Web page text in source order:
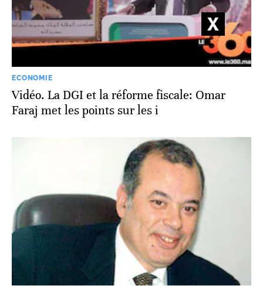
ECONOMIE
Vidéo. La DGI et la réforme fiscale: Omar
Faraj met les points sur les i